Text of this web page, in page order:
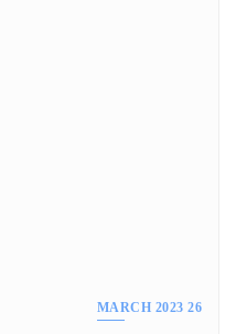
26 MARCH 2023